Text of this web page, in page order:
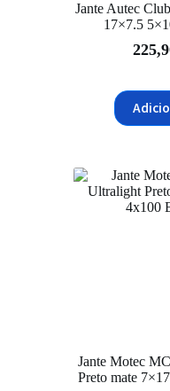
Jante Autec
17×7.5
Jante Motec
Preto mate